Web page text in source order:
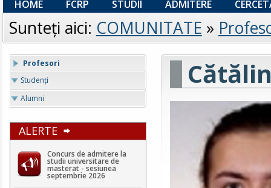
HOME FCRP STUDII ADMITERE
Sunteţi aici: COMUNITATE »
Profesori
Studenţi
Alumni
ALERTE
Concurs de admitere la
studii universitare de
masterat - sesiunea
septembrie 2026